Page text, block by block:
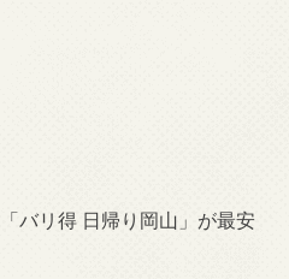
バリ得 日帰り岡山」が最安